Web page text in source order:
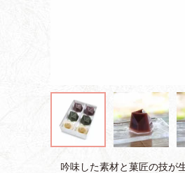
吟味した素材と菓匠の技が